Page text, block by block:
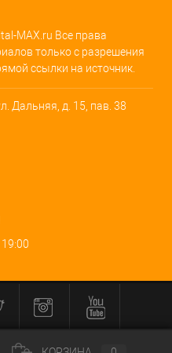
MAX.ru Все права
только с разрешения
ссылки на источник.
Дальняя, д. 15, пав. 38